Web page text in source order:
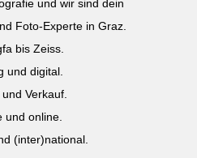
und wir sind dein
Foto-Experte in Graz.
bis Zeiss.
und digital.
Verkauf.
und online.
(inter)national.